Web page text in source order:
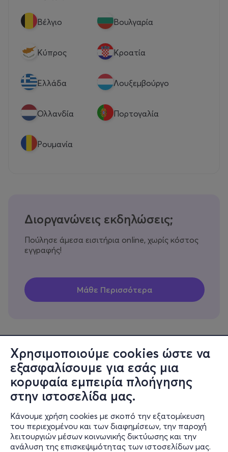
Χρησιμοποιούμε cookies ώστε να
εξασφαλίσουμε για εσάς μια
κορυφαία εμπειρία πλοήγησης
στην ιστοσελίδα μας.
Κάνουμε χρήση cookies με σκοπό την εξατομίκευση
του περιεχομένου και των διαφημίσεων, την παροχή
λειτουργιών μέσων κοινωνικής δικτύωσης και την
ανάλυση της επισκεψιμότητας των ιστοσελίδων μας.
Βέλγιο Βουλγαρία
Κύπρος Κροατία
Eλλάδα Λουξεμβούργο
Ολλανδία Πορτογαλία
Ρουμανία
Διοργανώνεις εκδηλώσεις;
Πούλησε άμεσα εισιτήρια online, χωρίς κόστος
εγγραφής!
Πληροφορίες
Υποστήριξη
Stay Connected